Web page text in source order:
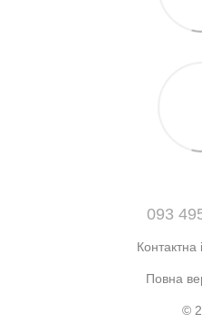
093
Контактна
Повна
©